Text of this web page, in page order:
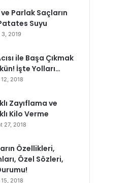
Parlak Saçların
Patates Suyu
3, 2019
ile Başa Çıkmak
İşte Yolları…
2018
Zayıflama ve
Kilo Verme
27, 2018
Özellikleri,
Özel Sözleri,
2018